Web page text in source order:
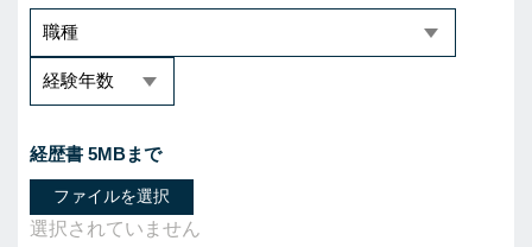
経歴書 5MBまで
ファイルを選択